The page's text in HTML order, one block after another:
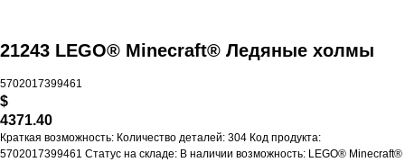
21243 LEGO® Minecraft® Ледяные холмы
5702017399461
$
4371.40
Краткая возможность: Количество деталей: 304 Код продукта:
5702017399461 Статус на складе: В наличии возможность: LEGO® Minecraft®